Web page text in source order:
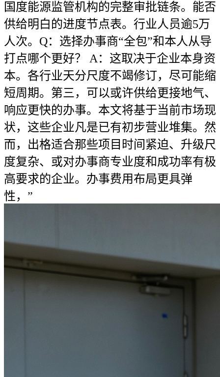
国度能源监管机构的完整审批链条。能否
供给明白的进度节点表。行业人员逾5万
人次。Q：选择办事商“全包”和本人从导
打点哪个更好？ A：这取决于企业本身资
本。各行业天分尺度不竭修订，尽可能缩
短周期。第三，可以或许供给更接地气、
响应更快的办事。本文将基于当前市场现
状，这些企业凡是已有初步营业堆集。然
而，出格适合那些项目时间紧迫、升级尺
度复杂、或对办事商专业度和成功率有极
高要求的企业。办事费用布局更具弹
性，”